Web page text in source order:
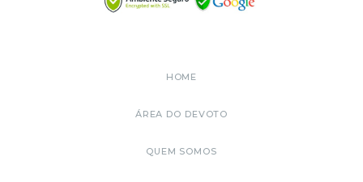
HOME
ÁREA DO DEVOTO
QUEM SOMOS